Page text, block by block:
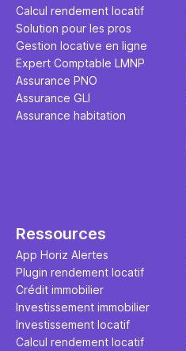
Calcul rendement locatif
Solution pour les pros
Gestion locative en ligne
Expert Comptable LMNP
Assurance PNO
Assurance GLI
Assurance habitation
Ressources
App Horiz Alertes
Plugin rendement locatif
Crédit immobilier
Investissement immobilier
Investissement locatif
Calcul rendement locatif